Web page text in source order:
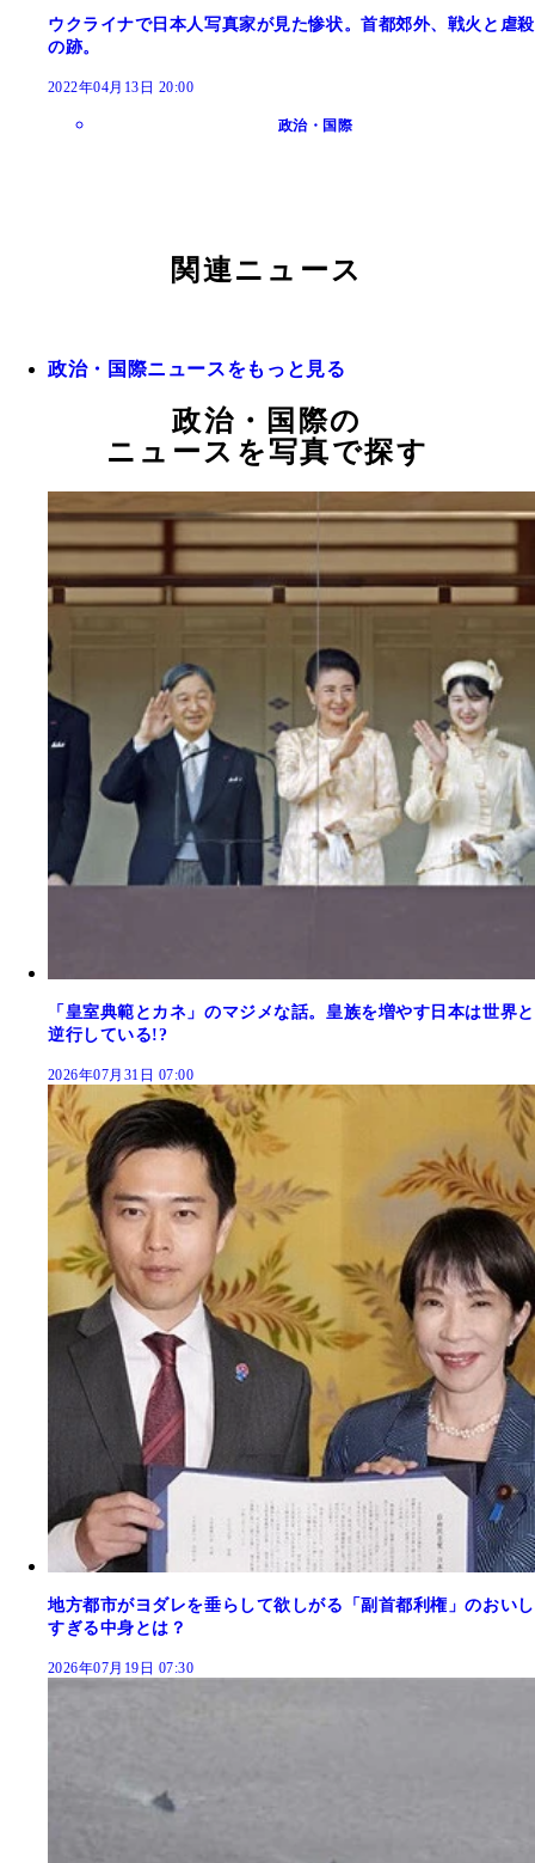
ウクライナで日本人写真家が見た惨状。首都郊外、戦火と虐殺
の跡。
2022年04月13日 20:00
政治・国際
関連ニュース
政治・国際ニュースをもっと見る
政治・国際の
ニュースを写真で探す
「皇室典範とカネ」のマジメな話。皇族を増やす日本は世界と
逆行している!?
2026年07月31日 07:00
地方都市がヨダレを垂らして欲しがる「副首都利権」のおいし
すぎる中身とは？
2026年07月19日 07:30